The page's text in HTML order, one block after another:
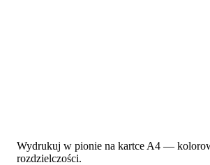
Wydrukuj w pionie na kartce A4 —
rozdzielczości.